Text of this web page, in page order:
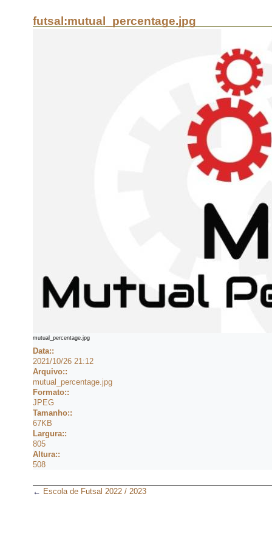
futsal:mutual_percentage.jpg
mutual_percentage.jpg
Data::
2021/10/26 21:12
Arquivo::
mutual_percentage.jpg
Formato::
JPEG
Tamanho::
67KB
Largura::
805
Altura::
508
← Escola de Futsal 2022 / 2023